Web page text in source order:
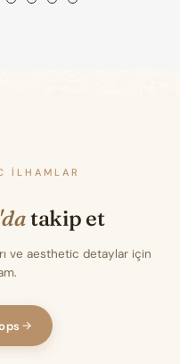
İLHAMLAR
takip et
ve aesthetic detaylar için